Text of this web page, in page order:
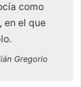
como
en el que
Gregorio